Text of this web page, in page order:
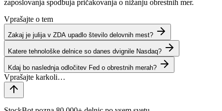
zaposlovanja spodbuja pričakovanja o nižanju obrestnih mer.
Vprašajte o tem
Zakaj je julija v ZDA upadlo število delovnih mest?
Katere tehnološke delnice so danes dvignile Nasdaq?
Kdaj bo naslednja odločitev Fed o obrestnih merah?